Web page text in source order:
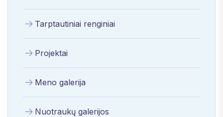
Tarptautiniai renginiai
Projektai
Meno galerija
Nuotraukų galerijos